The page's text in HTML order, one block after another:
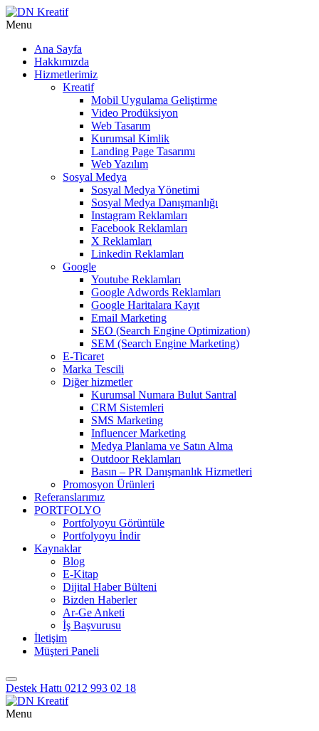
Menu
Ana Sayfa
Hakkımızda
Hizmetlerimiz
Kreatif
Mobil Uygulama Geliştirme
Video Prodüksiyon
Web Tasarım
Kurumsal Kimlik
Landing Page Tasarımı
Web Yazılım
Sosyal Medya
Sosyal Medya Yönetimi
Sosyal Medya Danışmanlığı
Instagram Reklamları
Facebook Reklamları
X Reklamları
Linkedin Reklamları
Google
Youtube Reklamları
Google Adwords Reklamları
Google Haritalara Kayıt
Email Marketing
SEO (Search Engine Optimization)
SEM (Search Engine Marketing)
E-Ticaret
Marka Tescili
Diğer hizmetler
Kurumsal Numara Bulut Santral
CRM Sistemleri
SMS Marketing
Influencer Marketing
Medya Planlama ve Satın Alma
Outdoor Reklamları
Basın – PR Danışmanlık Hizmetleri
Promosyon Ürünleri
Referanslarımız
PORTFOLYO
Portfolyoyu Görüntüle
Portfolyoyu İndir
Kaynaklar
Blog
E-Kitap
Dijital Haber Bülteni
Bizden Haberler
Ar-Ge Anketi
İş Başvurusu
İletişim
Müşteri Paneli
Destek Hattı 0212 993 02 18
Menu